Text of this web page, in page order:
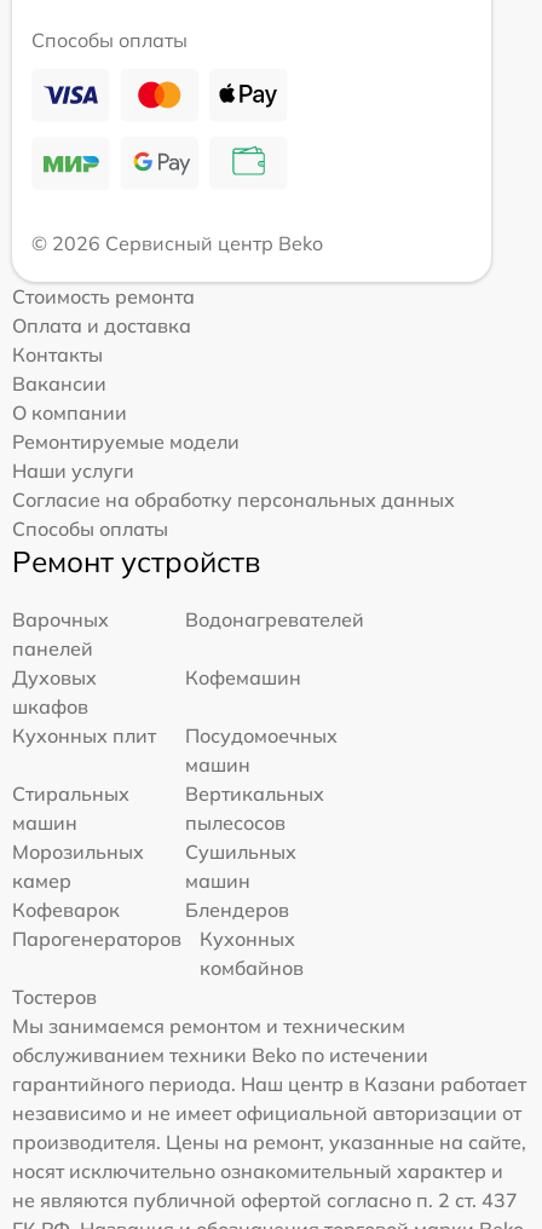
Способы оплаты
© 2026 Сервисный центр Beko
Стоимость ремонта
Оплата и доставка
Контакты
Вакансии
О компании
Ремонтируемые модели
Наши услуги
Согласие на обработку персональных данных
Способы оплаты
Ремонт устройств
Варочных
панелей
Водонагревателей
Духовых
шкафов
Кофемашин
Кухонных плит
Посудомоечных
машин
Стиральных
машин
Вертикальных
пылесосов
Морозильных
камер
Сушильных
машин
Кофеварок
Блендеров
Парогенераторов
Кухонных
комбайнов
Тостеров
Мы занимаемся ремонтом и техническим
обслуживанием техники Beko по истечении
гарантийного периода. Наш центр в Казани работает
независимо и не имеет официальной авторизации от
производителя. Цены на ремонт, указанные на сайте,
носят исключительно ознакомительный характер и
не являются публичной офертой согласно п. 2 ст. 437